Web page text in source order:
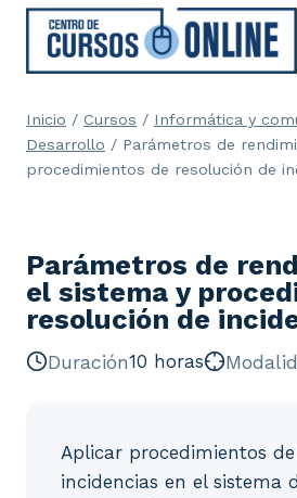
Saltar
contenido
Inicio / Cursos / Informática y
Desarrollo / Parámetros de
procedimientos de resolución de
Parámetros de
el sistema y
resolución de
Duración10 horas
Aplicar procedimientos
incidencias en el sistema